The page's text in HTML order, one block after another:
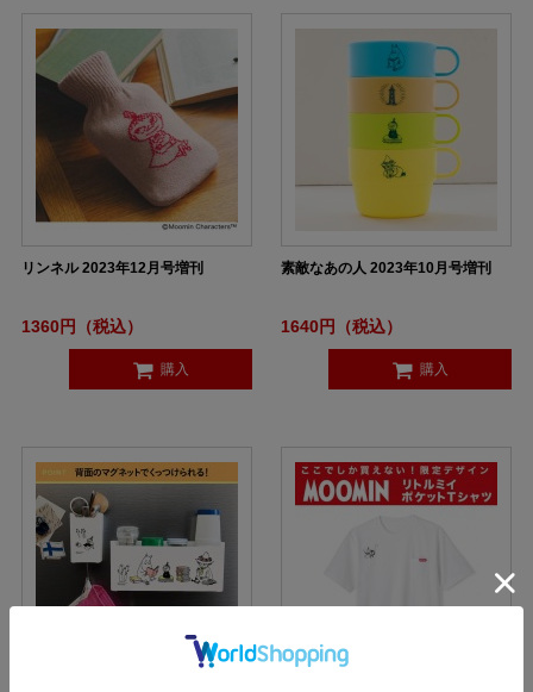
リンネル 2023年12月号増刊
1360円（税込）
購入
素敵なあの人 2023年10月号増刊
1640円（税込）
購入